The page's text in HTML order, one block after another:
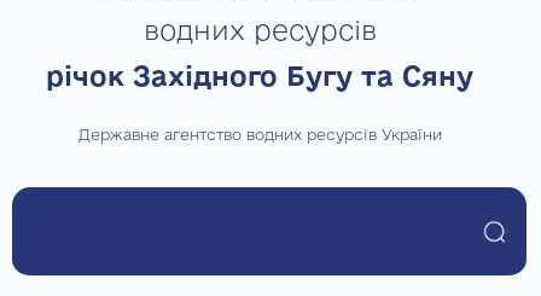
водних ресурсів
річок Західного Бугу та Сяну
Державне агентство водних ресурсів України